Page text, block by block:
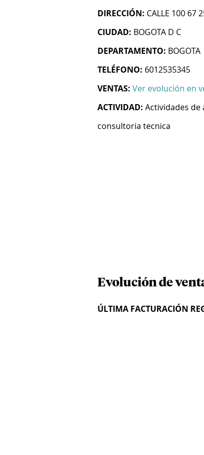
DIRECCIÓN: CALLE 100 67
CIUDAD: BOGOTA D C
DEPARTAMENTO: BOGOTA
TELÉFONO: 6012535345
VENTAS: Ver evolución en
ACTIVIDAD: Actividades
consultoria tecnica
Evolución de
ÚLTIMA FACTURACIÓN